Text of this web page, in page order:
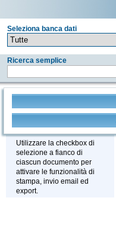
Seleziona banca dati
Ricerca semplice
Stampa - Email - Export
Utilizzare la checkbox di
selezione a fianco di
ciascun documento per
attivare le funzionalità di
stampa, invio email ed
export.